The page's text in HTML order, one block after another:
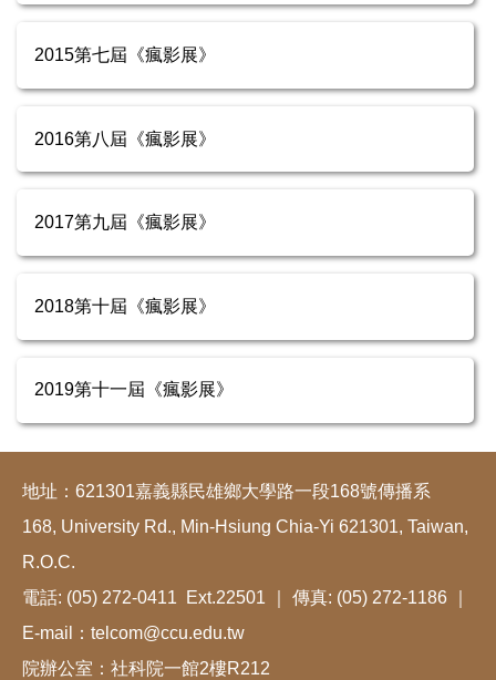
2015第七屆《瘋影展》
2016第八屆《瘋影展》
2017第九屆《瘋影展》
2018第十屆《瘋影展》
2019第十一屆《瘋影展》
地址：621301嘉義縣民雄鄉大學路一段168號傳播系
168, University Rd., Min-Hsiung Chia-Yi 621301, Taiwan,
R.O.C.
電話: (05) 272-0411 Ext.22501 ｜ 傳真: (05) 272-1186 ｜
E-mail：telcom@ccu.edu.tw
院辦公室：社科院一館2樓R212